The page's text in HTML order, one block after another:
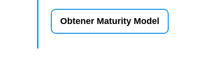
Obtener Maturity Model